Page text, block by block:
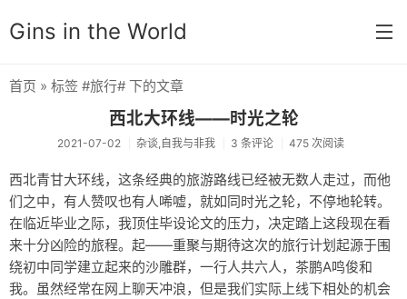
Gins in the World
分类
默认分类
杂谈
思想锚点
学习笔记
首页 » 标签 #旅行# 下的文章
西北大环线——时光之轮
2021-07-02 杂谈,自我与非我 3 条评论 475 次阅读
西北青甘大环线，这条经典的旅游路线已经被无数人走过，而他
们之中，有人赞叹也有人唏嘘，就如同时光之轮，不停地轮转。
在临近毕业之际，我顶住毕设论文的压力，决定踏上这段现在看
来十分凶险的旅程。起——重聚与期待这次的旅行计划起源于围
绕初中同学建立起来的沙雕群，一行人共六人，茶鹏A鸣俊和
我。虽然经常在网上聊天冲浪，但是我们实际上线下相处的机会